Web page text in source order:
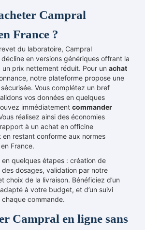
Campral
France ?
du laboratoire, Campral
en versions génériques offrant la
prix nettement réduit. Pour un achat
notre plateforme propose une
Vous complétez un bref
vos données en quelques
immédiatement commander
réalisez ainsi des économies
à un achat en officine
restant conforme aux normes
France.
en quelques étapes : création de
dosages, validation par notre
choix de la livraison. Bénéficiez d’un
à votre budget, et d’un suivi
commande.
Campral en ligne sans